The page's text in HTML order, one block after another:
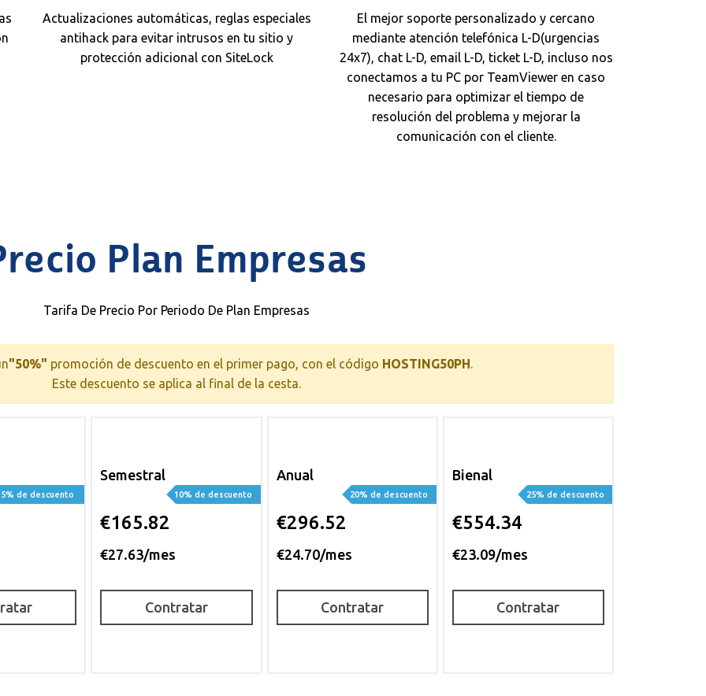
Actualizaciones automáticas, reglas especiales
antihack para evitar intrusos en tu sitio y
protección adicional con SiteLock
El mejor soporte personalizado y cercano
mediante atención telefónica L-D(urgencias
24x7), chat L-D, email L-D, ticket L-D, incluso nos
conectamos a tu PC por TeamViewer en caso
necesario para optimizar el tiempo de
resolución del problema y mejorar la
comunicación con el cliente.
Plan Empresas
Tarifa De Precio Por Periodo De Plan Empresas
"50%" promoción de descuento en el primer pago, con el código HOSTING50PH.
Este descuento se aplica al final de la cesta.
5% de descuento
Semestral
€165.82
€27.63/mes
10% de descuento
Contratar
Anual
€296.52
€24.70/mes
20% de descuento
Contratar
Bienal
€554.34
€23.09/mes
25% de descuento
Contratar